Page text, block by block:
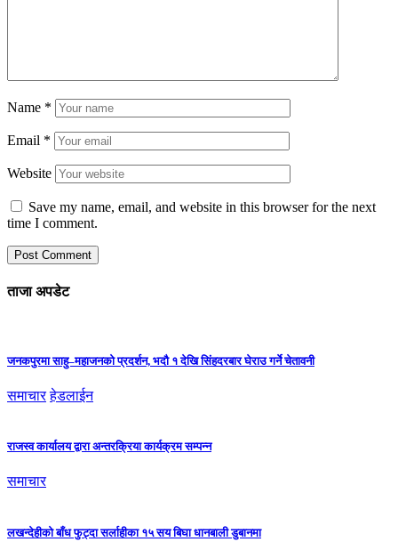
Name *
Email *
Website
Save my name, email, and website in this browser for the next
time I comment.
ताजा अपडेट
जनकपुरमा साहु–महाजनको प्रदर्शन, भदौ १ देखि सिंहदरबार घेराउ गर्ने चेतावनी
समाचार हेडलाईन
राजस्व कार्यालय द्वारा अन्तरक्रिया कार्यक्रम सम्पन्न
समाचार
लखन्देहीको बाँध फुट्दा सर्लाहीका १५ सय बिघा धानबाली डुबानमा